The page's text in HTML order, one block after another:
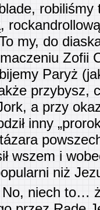
robiliśmy
my, do
Zofii
Paryż
przybysz,
a przy
inny
wszem i
niż
niech to…